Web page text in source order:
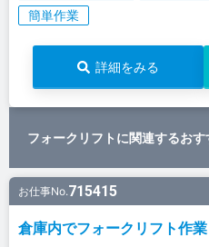
簡単作業
詳細をみる
フォークリフトに関連するお
お仕事No.715415
倉庫内でフォークリフト作業